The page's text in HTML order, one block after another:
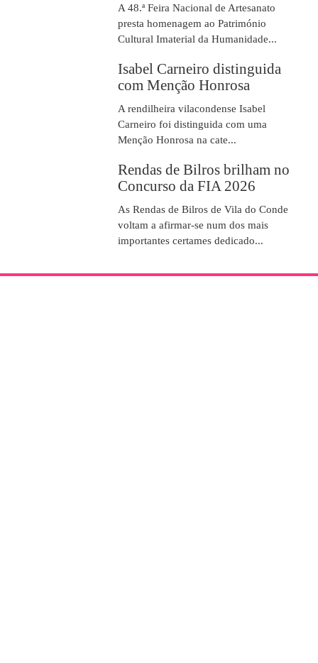
A 48.ª Feira Nacional de Artesanato
presta homenagem ao Património
Cultural Imaterial da Humanidade...
Isabel Carneiro distinguida
com Menção Honrosa
A rendilheira vilacondense Isabel
Carneiro foi distinguida com uma
Menção Honrosa na cate...
Rendas de Bilros brilham no
Concurso da FIA 2026
As Rendas de Bilros de Vila do Conde
voltam a afirmar-se num dos mais
importantes certames dedicado...